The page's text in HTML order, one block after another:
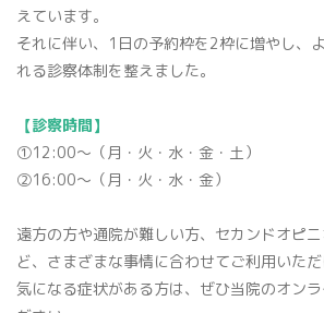
えています。
それに伴い、1日の予約枠を2枠に増やし、
れる診察体制を整えました。
【診察時間】
①12:00〜（月・火・水・金・土）
②16:00〜（月・火・水・金）
遠方の方や通院が難しい方、セカンドオピ
ど、さまざまな事情に合わせてご利用いただ
気になる症状がある方は、ぜひ当院のオン